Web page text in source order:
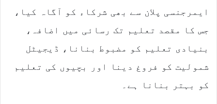
ایمرجنسی پلان سے بھی شرکاء کو آگاہ کیا،
جس کا مقصد تعلیم تک رسائی میں اضافہ،
بنیادی تعلیم کو مضبوط بنانا، ڈیجیٹل
شمولیت کو فروغ دینا اور بچیوں کی تعلیم
کو بہتر بنانا ہے۔